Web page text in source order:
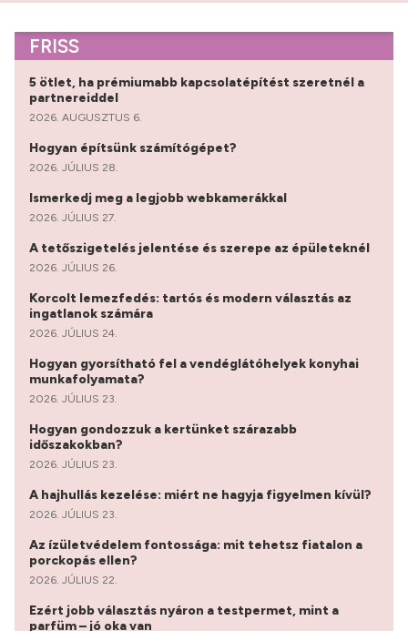
FRISS
5 ötlet, ha prémiumabb kapcsolatépítést szeretnél a
partnereiddel
2026. AUGUSZTUS 6.
Hogyan építsünk számítógépet?
2026. JÚLIUS 28.
Ismerkedj meg a legjobb webkamerákkal
2026. JÚLIUS 27.
A tetőszigetelés jelentése és szerepe az épületeknél
2026. JÚLIUS 26.
Korcolt lemezfedés: tartós és modern választás az
ingatlanok számára
2026. JÚLIUS 24.
Hogyan gyorsítható fel a vendéglátóhelyek konyhai
munkafolyamata?
2026. JÚLIUS 23.
Hogyan gondozzuk a kertünket szárazabb
időszakokban?
2026. JÚLIUS 23.
A hajhullás kezelése: miért ne hagyja figyelmen kívül?
2026. JÚLIUS 23.
Az ízületvédelem fontossága: mit tehetsz fiatalon a
porckopás ellen?
2026. JÚLIUS 22.
Ezért jobb választás nyáron a testpermet, mint a
parfüm – jó oka van